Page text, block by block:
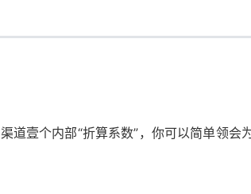
道壹个内部“折算系数”，你可以简单领会